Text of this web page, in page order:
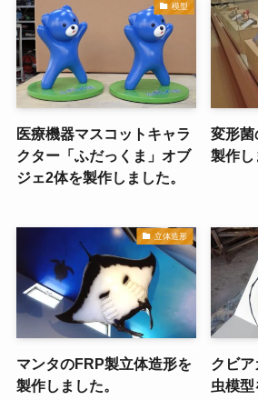
模型
医療機器マスコットキャラ
クター「ふだっくま」オブ
ジェ2体を製作しました。
変形菌
製作し
立体造形
マンタのFRP製立体造形を
製作しました。
クビ
虫模型